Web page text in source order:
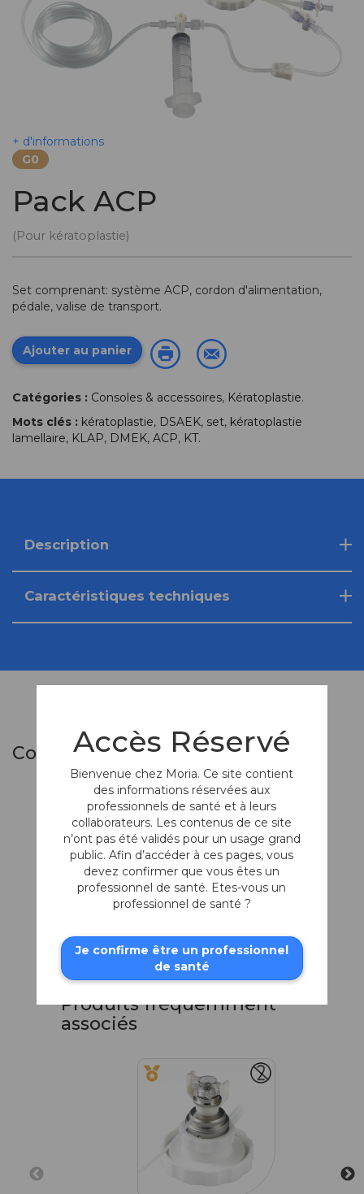
+ d'informations
G0
Pack ACP
(Pour kératoplastie)
Set comprenant: système ACP, cordon d'alimentation,
pédale, valise de transport.
Ajouter au panier
Catégories : Consoles & accessoires, Kératoplastie.
Mots clés : kératoplastie, DSAEK, set, kératoplastie
lamellaire, KLAP, DMEK, ACP, KT.
Description
Caractéristiques techniques
Composants du Set
Système ACP
Pour kératoplastie
Produits fréquemment
associés
Accès Réservé
Bienvenue chez Moria. Ce site contient
des informations réservées aux
professionnels de santé et à leurs
collaborateurs. Les contenus de ce site
n’ont pas été validés pour un usage grand
public. Afin d’accéder à ces pages, vous
devez confirmer que vous êtes un
professionnel de santé. Etes-vous un
professionnel de santé ?
Je confirme être un professionnel
de santé